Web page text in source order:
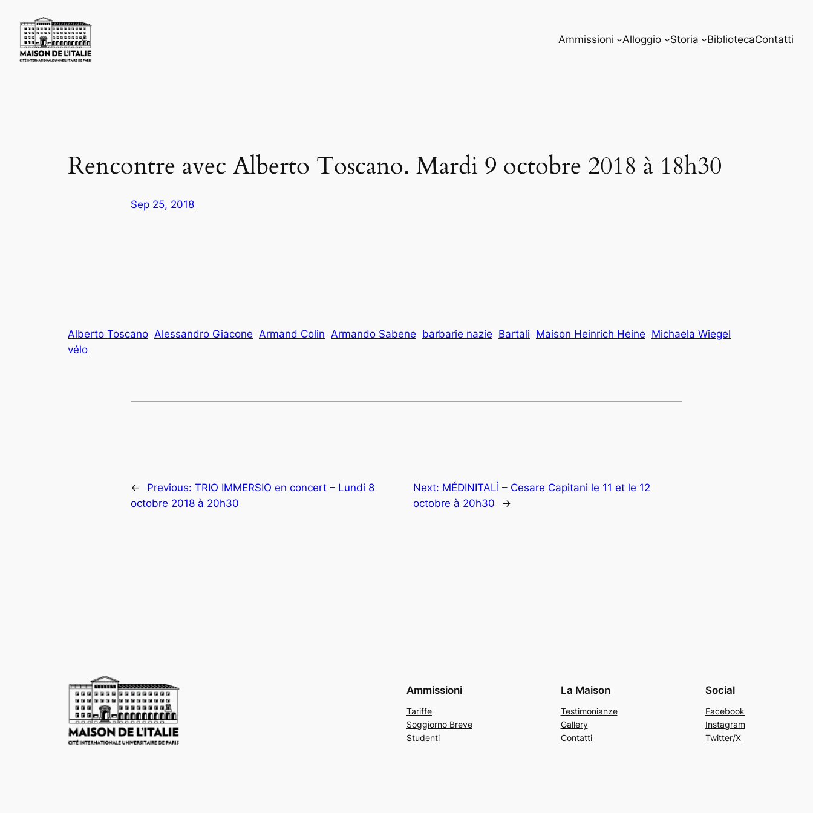
content
Ammissioni Alloggio Storia BibliotecaContatti
Rencontre avec Alberto Toscano. Mardi 9 octobre 2018 à 18h30
Sep 25, 2018
Alberto Toscano Alessandro Giacone Armand Colin Armando Sabene barbarie nazie Bartali Maison Heinrich Heine Michaela Wiegel
vélo
← Previous: TRIO IMMERSIO en concert – Lundi 8
octobre 2018 à 20h30
Next: MÉDINITALÌ – Cesare Capitani le 11 et le 12
octobre à 20h30
→
Ammissioni
Tariffe
Soggiorno Breve
Studenti
La Maison
Testimonianze
Gallery
Contatti
Social
Facebook
Instagram
Twitter/X